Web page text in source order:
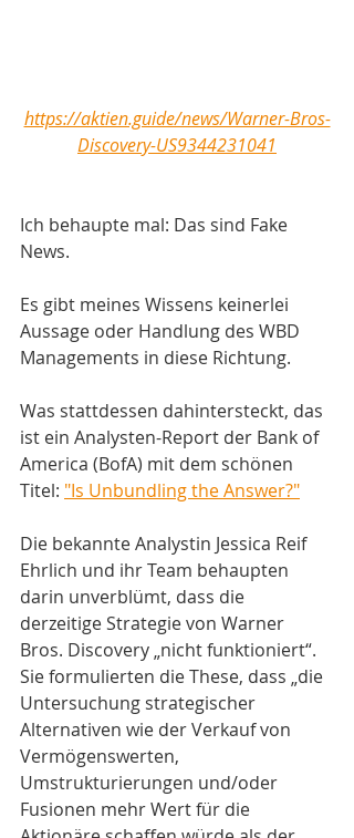
https://aktien.guide/news/Warner-Bros-
Discovery-US9344231041
Ich behaupte mal: Das sind Fake
News.
Es gibt meines Wissens keinerlei
Aussage oder Handlung des WBD
Managements in diese Richtung.
Was stattdessen dahintersteckt, das
ist ein Analysten-Report der Bank of
America (BofA) mit dem schönen
Titel: "Is Unbundling the Answer?"
Die bekannte Analystin Jessica Reif
Ehrlich und ihr Team behaupten
darin unverblümt, dass die
derzeitige Strategie von Warner
Bros. Discovery „nicht funktioniert“.
Sie formulierten die These, dass „die
Untersuchung strategischer
Alternativen wie der Verkauf von
Vermögenswerten,
Umstrukturierungen und/oder
Fusionen mehr Wert für die